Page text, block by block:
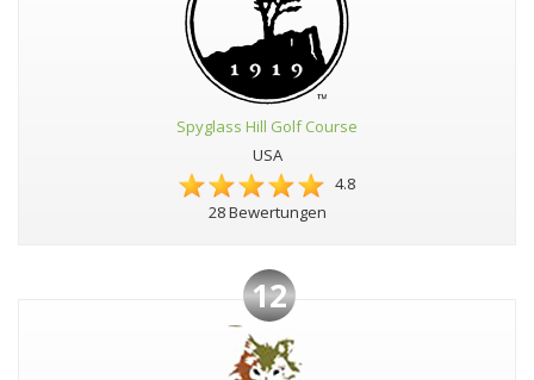
Spyglass Hill Golf Course
USA
4.8
28 Bewertungen
12